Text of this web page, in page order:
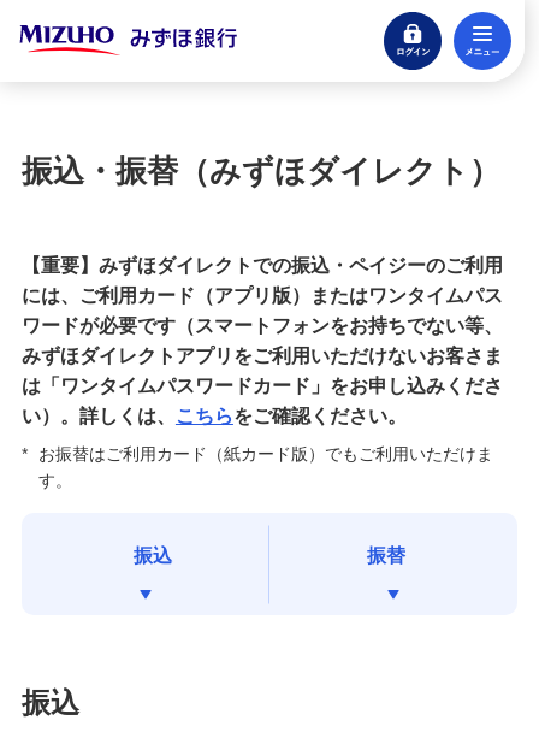
ログイン
閉じる
みずほダイレクト新規申込
会員制サービスの特典内容照会
振込・振替
定期預金・積立定期預金
投資信託（みずほダイレクト［インターネットバ
ンキング］サービス）
住宅ローン
振込・振替（みずほダイレクト）
【重要】みずほダイレクトでの振込・ペイジーのご利用
には、ご利用カード（アプリ版）またはワンタイムパス
ワードが必要です（スマートフォンをお持ちでない等、
みずほダイレクトアプリをご利用いただけないお客さま
は「ワンタイムパスワードカード」をお申し込みくださ
い）。詳しくは、
こちらをご確認ください。
*
お振替はご利用カード（紙カード版）でもご利用いただけま
す。
振込 振替
振込